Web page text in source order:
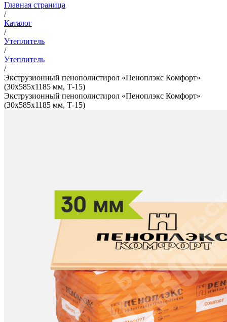
Главная страница
/
Каталог
/
Утеплитель
/
Утеплитель
/
Экструзионный пенополистирол «Пеноплэкс Комфорт»
(30х585х1185 мм, Т-15)
Экструзионный пенополистирол «Пеноплэкс Комфорт»
(30х585х1185 мм, Т-15)